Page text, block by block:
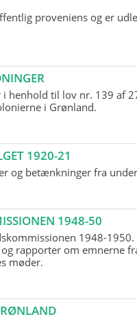
proveniens og er
i henhold til lov nr. 139 af
i Grønland.
1920-21
og betænkninger fra
1948-50
1948-1950.
rapporter om emnerne
møder.